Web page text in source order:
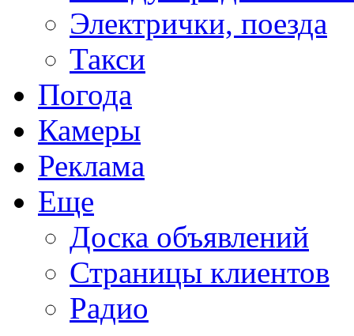
Электрички, поезда
Такси
Погода
Камеры
Реклама
Еще
Доска объявлений
Страницы клиентов
Радио